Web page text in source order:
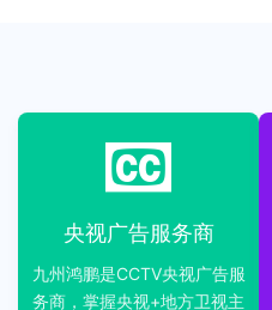
央视广告服务商
九州鸿鹏是CCTV央视广告服
务商，掌握央视+地方卫视主